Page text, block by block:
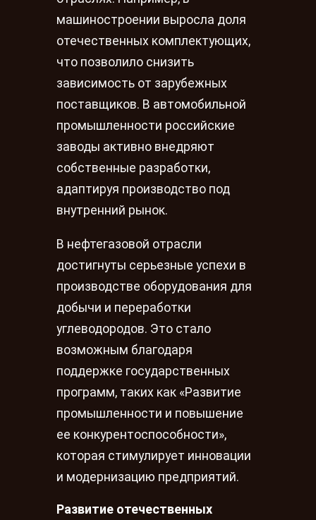
машиностроении выросла доля
отечественных комплектующих,
что позволило снизить
зависимость от зарубежных
поставщиков. В автомобильной
промышленности российские
заводы активно внедряют
собственные разработки,
адаптируя производство под
внутренний рынок.
В нефтегазовой отрасли
достигнуты серьезные успехи в
производстве оборудования для
добычи и переработки
углеводородов. Это стало
возможным благодаря
поддержке государственных
программ, таких как «Развитие
промышленности и повышение
ее конкурентоспособности»,
которая стимулирует инновации
и модернизацию предприятий.
Развитие отечественных